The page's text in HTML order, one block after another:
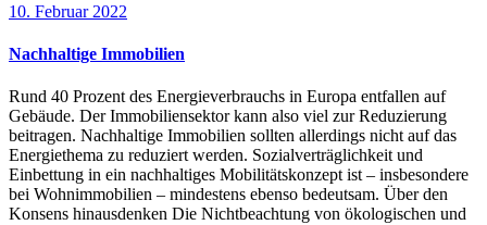
10. Februar 2022
Nachhaltige Immobilien
Rund 40 Prozent des Energieverbrauchs in Europa entfallen auf
Gebäude. Der Immobiliensektor kann also viel zur Reduzierung
beitragen. Nachhaltige Immobilien sollten allerdings nicht auf das
Energiethema zu reduziert werden. Sozialverträglichkeit und
Einbettung in ein nachhaltiges Mobilitätskonzept ist – insbesondere
bei Wohnimmobilien – mindestens ebenso bedeutsam. Über den
Konsens hinausdenken Die Nichtbeachtung von ökologischen und